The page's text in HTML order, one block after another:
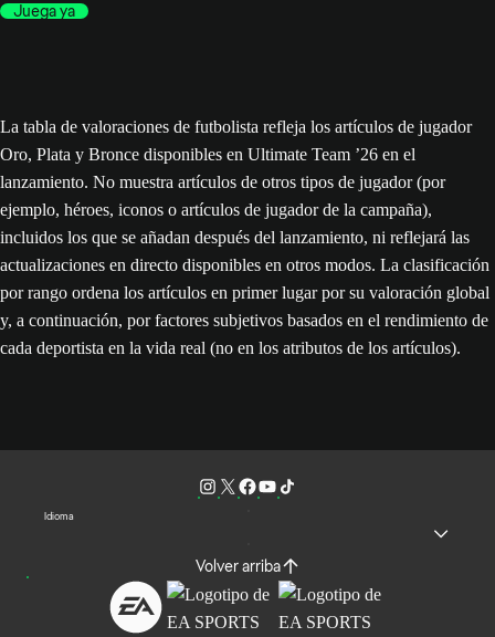
Juega ya
La tabla de valoraciones de futbolista refleja los artículos de jugador
Oro, Plata y Bronce disponibles en Ultimate Team ’26 en el
lanzamiento. No muestra artículos de otros tipos de jugador (por
ejemplo, héroes, iconos o artículos de jugador de la campaña),
incluidos los que se añadan después del lanzamiento, ni reflejará las
actualizaciones en directo disponibles en otros modos. La clasificación
por rango ordena los artículos en primer lugar por su valoración global
y, a continuación, por factores subjetivos basados en el rendimiento de
cada deportista en la vida real (no en los atributos de los artículos).
Idioma
Volver arriba